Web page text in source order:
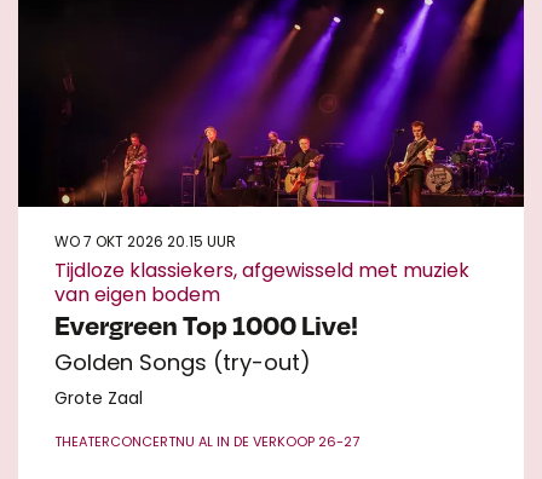
Evergreen Top 1000 Live!
Golden Songs (try-out)
Tijdloze klassiekers, afgewisseld met muziek
van eigen bodem
WO 7 OKT 2026 20.15 UUR
Grote Zaal
THEATERCONCERTNU AL IN DE VERKOOP 26-27